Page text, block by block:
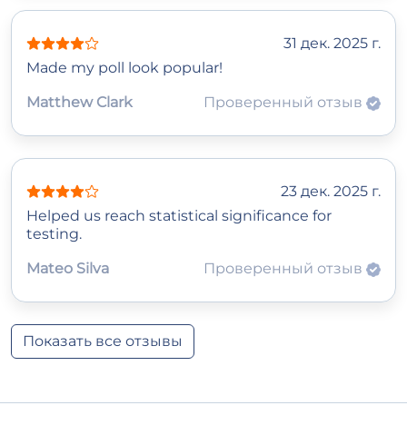
31 дек. 2025 г.
Made my poll look popular!
Matthew Clark
Проверенный отзыв
23 дек. 2025 г.
Helped us reach statistical significance for
testing.
Mateo Silva
Проверенный отзыв
Показать все отзывы